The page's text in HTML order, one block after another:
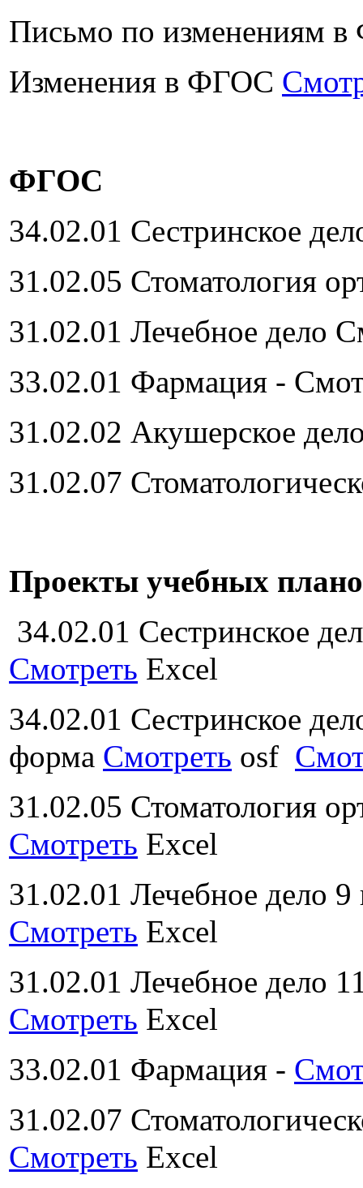
Письмо по изменениям
Изменения в ФГОС
ФГОС
34.02.01 Сестринское
31.02.05 Стоматология
31.02.01 Лечебное дело
33.02.01 Фармация -
31.02.02 Акушерское
31.02.07
Проекты учебных
34.02.01 Сестринское
Смотреть Excel
34.02.01 Сестринское
форма Смотреть osf
31.02.05 Стоматология
Смотреть Excel
31.02.01 Лечебное дело 9
Смотреть Excel
31.02.01 Лечебное дело
Смотреть Excel
33.02.01 Фармация -
31.02.07
Смотреть Excel